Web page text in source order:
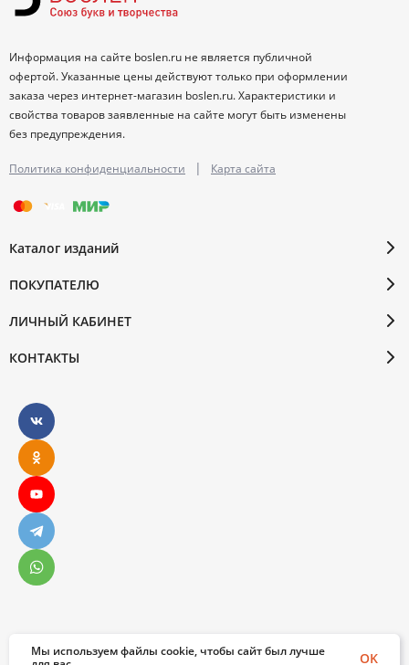
Информация на сайте boslen.ru не является публичной
офертой. Указанные цены действуют только при оформлении
заказа через интернет-магазин boslen.ru. Характеристики и
свойства товаров заявленные на сайте могут быть изменены
без предупреждения.
Политика конфиденциальности | Карта сайта
Каталог изданий
ПОКУПАТЕЛЮ
ЛИЧНЫЙ КАБИНЕТ
КОНТАКТЫ
© 2026 Бослен. Все права защищены
Мы используем файлы cookie, чтобы сайт был лучше
OK